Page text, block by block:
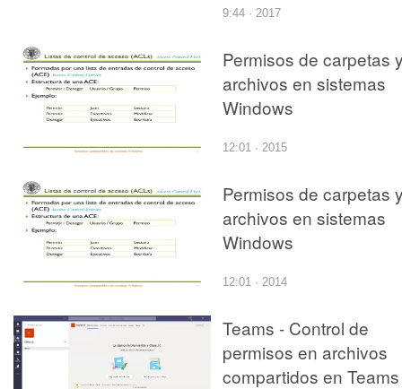
9:44 · 2017
Permisos de carpetas
archivos en sistemas
Windows
12:01 · 2015
Permisos de carpetas
archivos en sistemas
Windows
12:01 · 2014
Teams - Control de
permisos en archivos
compartidos en Teams